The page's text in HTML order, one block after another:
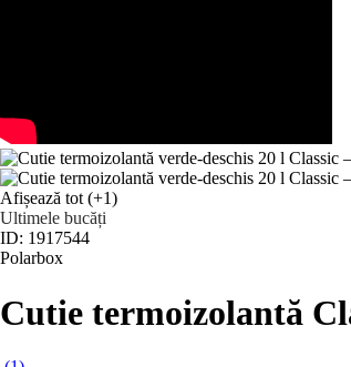
Afișează tot (+1)
Ultimele bucăți
ID: 1917544
Polarbox
Cutie termoizolantă